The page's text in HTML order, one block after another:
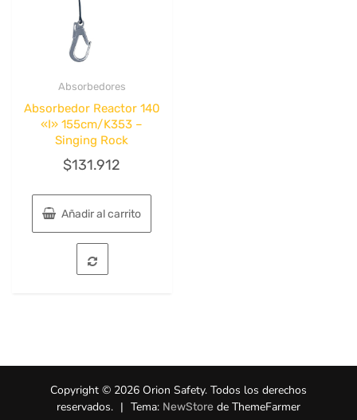
Absorbedores
Absorbedor Reactor 140
«I» 155cm/K353 –
Singing Rock
$131.912
Añadir al carrito
Copyright © 2026 Orion Safety. Todos los derechos
reservados. | Tema: NewStore de ThemeFarmer